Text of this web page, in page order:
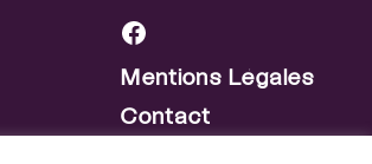
Facebook
Mentions Légales
Contact